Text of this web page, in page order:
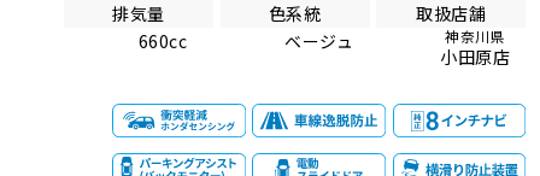
排気量
660cc
色系統
ベージュ
取扱店舗
神奈川県
小田原店